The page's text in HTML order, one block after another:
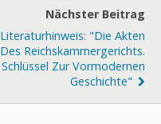
Nächster Beitrag
Literaturhinweis: "Die Akten
Des Reichskammergerichts.
Schlüssel Zur Vormodernen
Geschichte"